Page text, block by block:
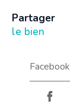
partager
le bien
Facebook